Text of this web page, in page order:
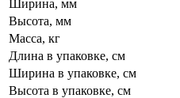
Ширина, мм
Высота, мм
Масса, кг
Длина в упаковке, см
Ширина в упаковке, см
Высота в упаковке, см